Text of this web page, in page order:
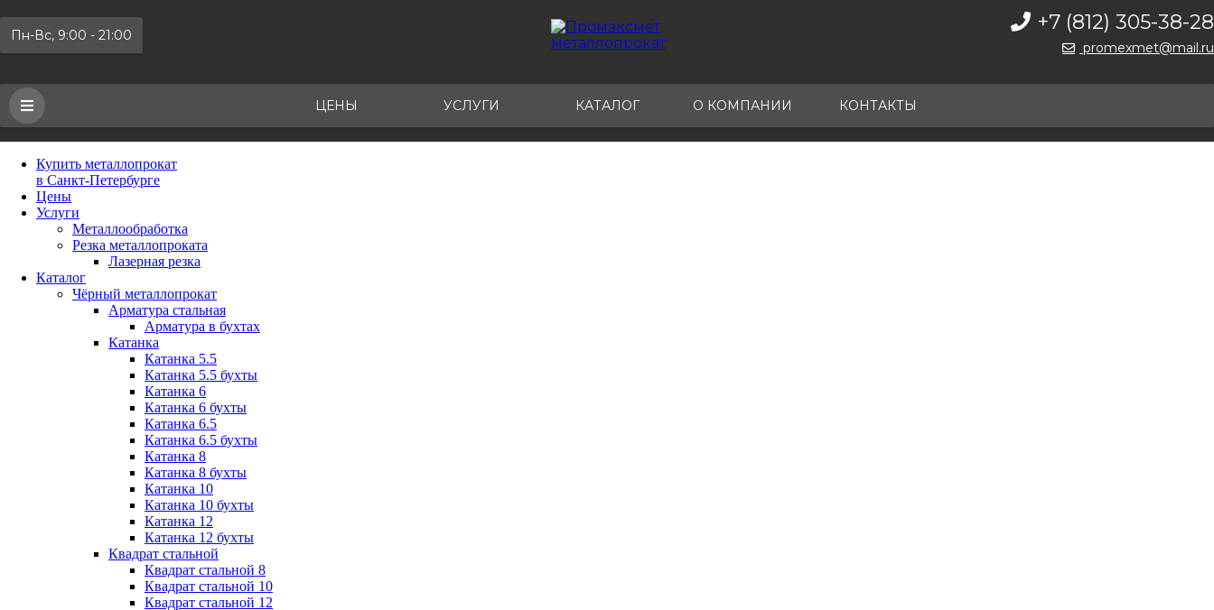
Пн-Вс, 9:00 - 21:00
+7 (812) 305-38-28
promexmet@mail.ru
ЦЕНЫ УСЛУГИ КАТАЛОГ О КОМПАНИИ КОНТАКТЫ
Купить металлопрокат
в Санкт-Петербурге
Цены
Услуги
Металлообработка
Резка металлопроката
Лазерная резка
Каталог
Чёрный металлопрокат
Арматура стальная
Арматура в бухтах
Катанка
Катанка 5.5
Катанка 5.5 бухты
Катанка 6
Катанка 6 бухты
Катанка 6.5
Катанка 6.5 бухты
Катанка 8
Катанка 8 бухты
Катанка 10
Катанка 10 бухты
Катанка 12
Катанка 12 бухты
Квадрат стальной
Квадрат стальной 8
Квадрат стальной 10
Квадрат стальной 12